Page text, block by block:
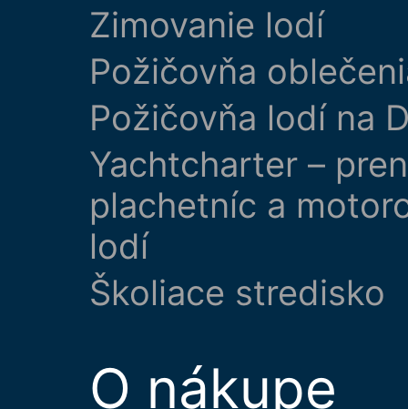
Zimovanie lodí
Požičovňa
Požičovňa lodí na
Yachtcharter –
plachetníc a
lodí
Školiace stredisko
O nákupe